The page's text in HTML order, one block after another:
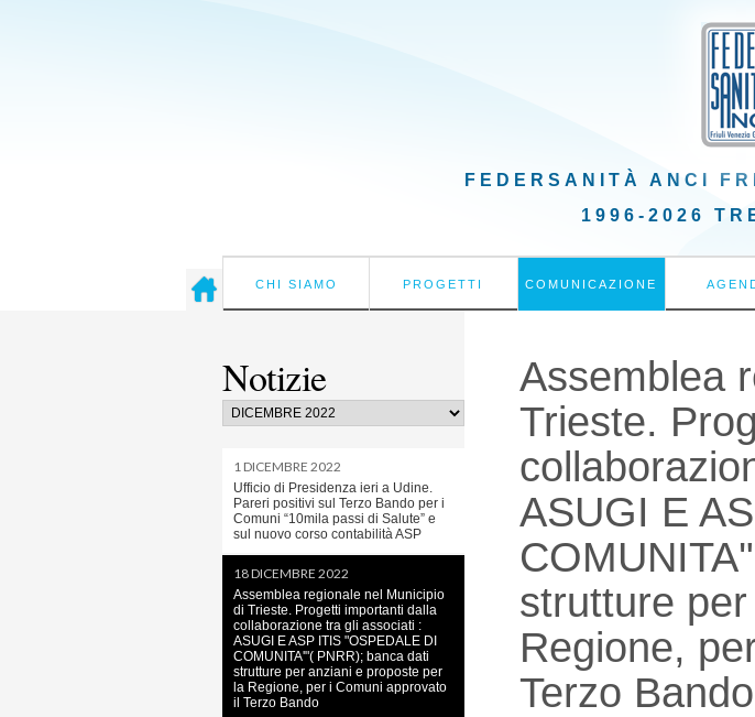
FEDERSANITÀ ANCI
1996-2026
CHI SIAMO PROGETTI COMUNICAZIONE
Notizie
1 DICEMBRE 2022
Ufficio di Presidenza ieri a Udine.
Pareri positivi sul Terzo Bando per i
Comuni “10mila passi di Salute” e
sul nuovo corso contabilità ASP
18 DICEMBRE 2022
Assemblea regionale nel Municipio
di Trieste. Progetti importanti dalla
collaborazione tra gli associati :
ASUGI E ASP ITIS "OSPEDALE DI
COMUNITA'"( PNRR); banca dati
strutture per anziani e proposte per
la Regione, per i Comuni approvato
il Terzo Bando
Assemblea
Trieste.
ASUGI E
strutture
Regione,
Terzo Bando